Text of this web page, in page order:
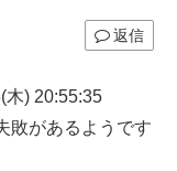
返信
木) 20:55:35
敗があるようです